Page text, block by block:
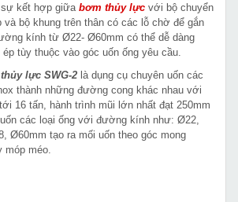
kết hợp giữa bơm thủy lực với bộ chuyển
và bộ khung trên thân có các lỗ chờ để gắn
kính từ Ø22- Ø60mm có thể dễ dàng
tùy thuộc vào góc uốn ống yêu cầu.
lực SWG-2 là dụng cụ chuyên uốn các
thành những đường cong khác nhau với
16 tấn, hành trình mũi lớn nhất đạt 250mm
các loại ống với đường kính như: Ø22,
Ø60mm tạo ra mối uốn theo góc mong
móp méo.